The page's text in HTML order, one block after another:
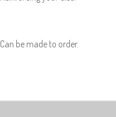
Can be made to order.